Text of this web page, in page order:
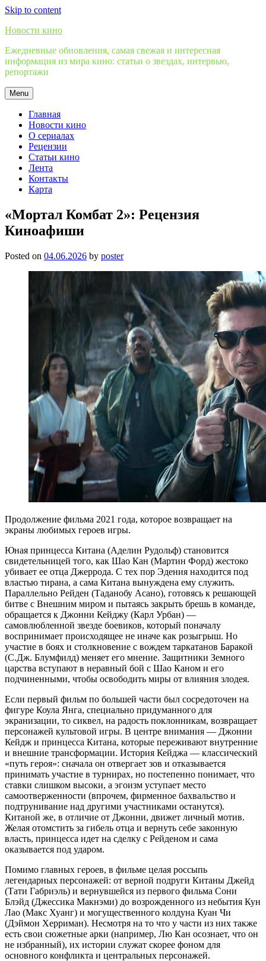
Skip to content
Новости кино
Ежедневные обновления, самая свежая и интересная
информация из мира кино: статьи о звездах, интервью,
репортажи
Menu
Главная
Новости кино
О сериалах
Рецензии
Статьи кино
Лента
Контакты
Карта
«Мортал Комбат 2»: Рецензия
Киноафиши
Posted on 04.06.2026 by poster
Продолжение фильма 2021 года, которое возвращает на
экраны любимых героев игры.
Юная принцесса Китана (Аделин Рудольф) становится
свидетельницей того, как Шао Кан (Мартин Форд) жестоко
убивает ее отца Джеррода. С тех пор Эдения находится под
властью тирана, а сама Китана вынуждена ему служить.
Параллельно Рейден (Таданобу Асано), готовясь к решающей
битве с Внешним миром и пытаясь закрыть брешь в команде,
обращается к Джонни Кейджу (Карл Урбан) —
самовлюбленной звезде боевиков, который поначалу
воспринимает происходящее не иначе как розыгрыш. Но
участие в боях и столкновение с вождем таркатанов Баракой
(С.Дж. Блумфилд) меняет его мнение. Защитники Земного
царства вступают в неравный бой с Шао Каном и его
подчиненными, чтобы освободить миры от влияния злодея.
Если первый фильм по большей части был сосредоточен на
фигуре Коула Янга, специально придуманного для
экранизации, то сиквел, на радость поклонникам, возвращает
персонажей культовой игры. В центре внимания — Джонни
Кейдж и принцесса Китана, которые переживают внутренние
и внешние трансформации. История Кейджа — классический
«путь героя»: сначала он отвергает зов и отказывается
принимать участие в турнирах, но постепенно понимает, что
ставки слишком высоки, а эгоизм уступает место
самоотверженности (впрочем, фирменное бахвальство и
подтрунивание над другими участниками останутся).
Китаной же, в отличие от Джонни, движет личный мотив.
Желая отомстить за гибель отца и вернуть себе законную
власть, принцесса идет на сделку с Рейденом и сама
оказывается под ударом.
Помимо главных героев, в фильме целая россыпь
легендарных персонажей: от верной подруги Китаны Джейд
(Тати Габриэль) и вернувшейся из первого фильма Сони
Блэйд (Джессика Макнэми) до возрожденного из небытия Кун
Лао (Макс Хуанг) и могущественного колдуна Куан Чи
(Дэймон Херриман). Несмотря на то что у части из них также
есть свои сюжетные арки (например, Лю Кан осознает, что он
не избранный), их истории служат скорее фоном для
основного конфликта и центральных персонажей.